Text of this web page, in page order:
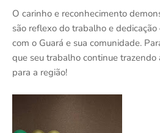
O carinho e reconhecimento
são reflexo do trabalho e
com o Guará e sua comunidade.
que seu trabalho continue trazendo
para a região!